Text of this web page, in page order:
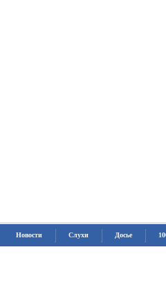
Новости Слухи Досье